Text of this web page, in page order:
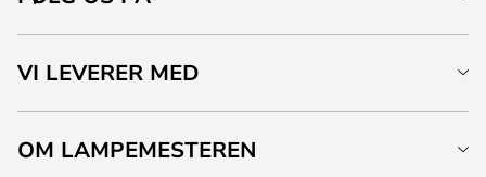
VI LEVERER MED
OM LAMPEMESTEREN